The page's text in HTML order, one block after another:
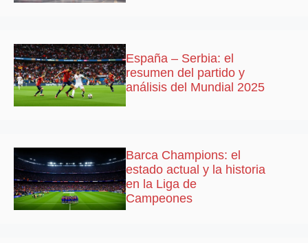
España – Serbia: el
resumen del partido y
análisis del Mundial 2025
Barca Champions: el
estado actual y la historia
en la Liga de
Campeones